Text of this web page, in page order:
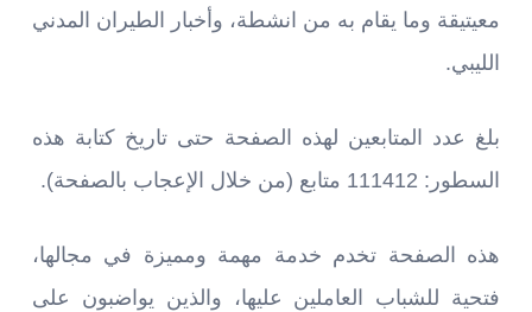
معيتيقة وما يقام به من انشطة، وأخبار الطيران المدني
الليبي.
بلغ عدد المتابعين لهذه الصفحة حتى تاريخ كتابة هذه
السطور: 111412 متابع (من خلال الإعجاب بالصفحة).
هذه الصفحة تخدم خدمة مهمة ومميزة في مجالها،
فتحية للشباب العاملين عليها، والذين يواضبون على